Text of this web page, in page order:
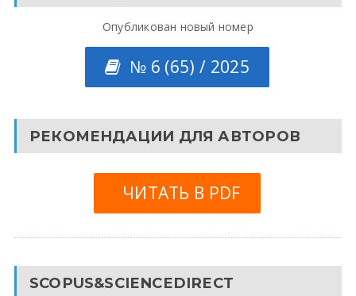
Опубликован новый номер
№ 6 (65) / 2025
РЕКОМЕНДАЦИИ ДЛЯ АВТОРОВ
ЧИТАТЬ В PDF
SCOPUS&SCIENCEDIRECT